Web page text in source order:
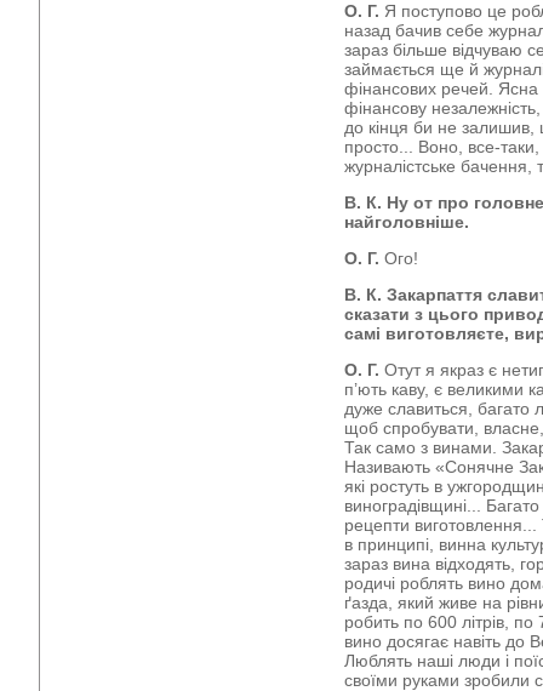
О. Г. Я поступово це
назад бачив себе
зараз більше відчуваю
займається ще й
фінансових речей. Ясна
фінансову
до кінця би не
просто... Воно, все-
журналістське бачення,
В. К. Ну от про
найголовніше.
О. Г. Ого!
В. К. Закарпаття
сказати з цього
самі виготовляєте,
О. Г. Отут я якраз є
п’ють каву, є великими
дуже славиться,
щоб спробувати,
Так само з винами.
Називають «Сонячне
які ростуть в
виноградівщині...
рецепти виготовлення...
в принципі, винна
зараз вина відходять,
родичі роблять вино
ґазда, який живе на
робить по 600 літрів, по
вино досягає навіть до
Люблять наші люди і
своїми руками зробили